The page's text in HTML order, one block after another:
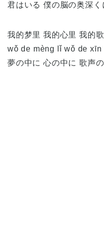
君はいる 僕の脳の奥深く
我的梦里 我的心里 我的
wǒ de mèng lǐ wǒ de
夢の中に 心の中に 歌声